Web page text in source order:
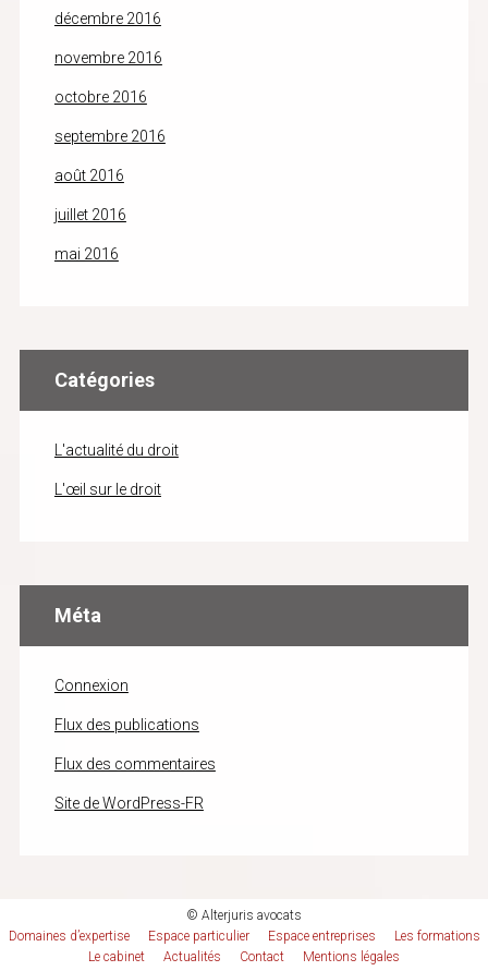
décembre 2016
novembre 2016
octobre 2016
septembre 2016
août 2016
juillet 2016
mai 2016
Catégories
L'actualité du droit
L'œil sur le droit
Méta
Connexion
Flux des publications
Flux des commentaires
Site de WordPress-FR
© Alterjuris avocats
Domaines d’expertise
Espace particulier Espace entreprises
Les formations
Le cabinet
Actualités Contact Mentions légales